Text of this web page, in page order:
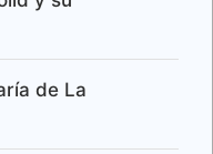
de La